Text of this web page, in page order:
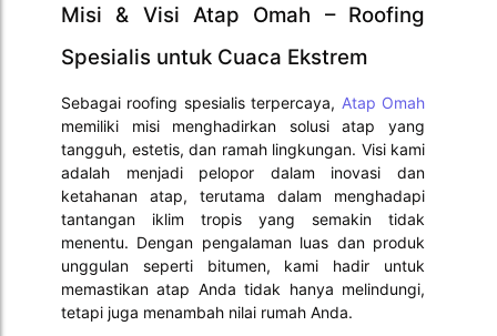
Misi & Visi Atap Omah – Roofing
Spesialis untuk Cuaca Ekstrem
Sebagai roofing spesialis terpercaya, Atap Omah
memiliki misi menghadirkan solusi atap yang
tangguh, estetis, dan ramah lingkungan. Visi kami
adalah menjadi pelopor dalam inovasi dan
ketahanan atap, terutama dalam menghadapi
tantangan iklim tropis yang semakin tidak
menentu. Dengan pengalaman luas dan produk
unggulan seperti bitumen, kami hadir untuk
memastikan atap Anda tidak hanya melindungi,
tetapi juga menambah nilai rumah Anda.